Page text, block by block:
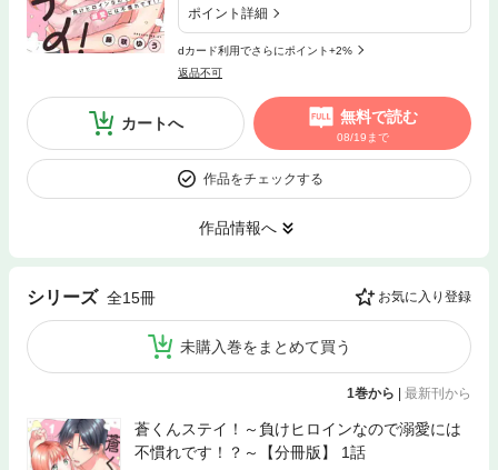
ポイント詳細
dカード利用でさらにポイント+2%
返品不可
カートへ 無料で読む
08/19まで
作品をチェックする
作品情報へ
シリーズ 全15冊 お気に入り登録
未購入巻をまとめて買う
1巻から 最新刊から
蒼くんステイ！～負けヒロインなので溺愛には
不慣れです！？～【分冊版】 1話